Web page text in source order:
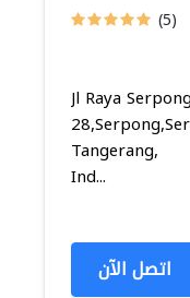
(5)
Jl Raya Serpong
Tangerang,
Ind...
اتصل الآن